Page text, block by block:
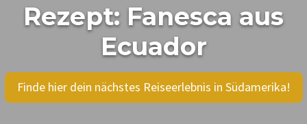
Rezept: Fanesca aus
Ecuador
Finde hier dein nächstes Reiseerlebnis in Südamerika!